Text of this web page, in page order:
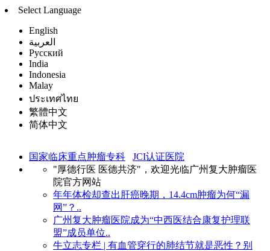
Select Language
English
العربية
Русский
India
Indonesia
Malay
ประเทศไทย
繁體中文
简体中文
国家临床重点肿瘤专科
JCI认证医院
"厚德行医 医德共济"，欢迎光临广州复大肿瘤医
院官方网站
年年体检却查出肝癌晚期，14.4cm肿瘤为何“漏
网”？..
广州复大肿瘤医院成为“中西医结合康复护理联
盟”成员单位..
牛立志专栏 | 有血管穿行的肺结节就是恶性？别